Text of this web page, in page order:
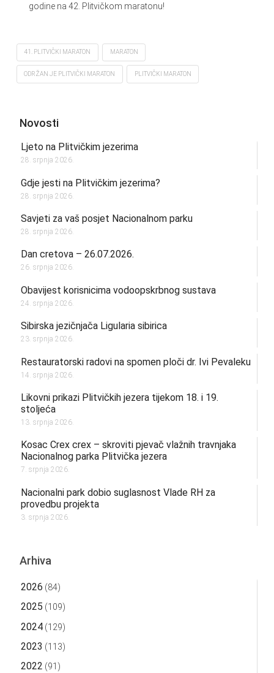
godine na 42. Plitvičkom maratonu!
41. PLITVIČKI MARATON MARATON
ODRŽAN JE PLITVIČKI MARATON PLITVIČKI MARATON
Novosti
Ljeto na Plitvičkim jezerima
28. srpnja 2026.
Gdje jesti na Plitvičkim jezerima?
28. srpnja 2026.
Savjeti za vaš posjet Nacionalnom parku
28. srpnja 2026.
Dan cretova – 26.07.2026.
26. srpnja 2026.
Obavijest korisnicima vodoopskrbnog sustava
24. srpnja 2026.
Sibirska jezičnjača Ligularia sibirica
23. srpnja 2026.
Restauratorski radovi na spomen ploči dr. Ivi Pevaleku
14. srpnja 2026.
Likovni prikazi Plitvičkih jezera tijekom 18. i 19.
stoljeća
13. srpnja 2026.
Kosac Crex crex – skroviti pjevač vlažnih travnjaka
Nacionalnog parka Plitvička jezera
7. srpnja 2026.
Nacionalni park dobio suglasnost Vlade RH za
provedbu projekta
3. srpnja 2026.
Arhiva
2026 (84)
2025 (109)
2024(129)
2023 (113)
2022 (91)